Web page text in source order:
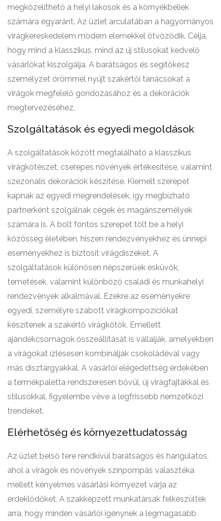
megközelíthető a helyi lakosok és a környékbeliek
számára egyaránt. Az üzlet arculatában a hagyományos
virágkereskedelem modern elemekkel ötvöződik. Célja,
hogy mind a klasszikus, mind az új stílusokat kedvelő
vásárlókat kiszolgálja. A barátságos és segítőkész
személyzet örömmel nyújt szakértői tanácsokat a
virágok megfelelő gondozásához és a dekorációk
megtervezéséhez.
Szolgáltatások és egyedi megoldások
A szolgáltatások között megtalálható a klasszikus
virágkötészet, cserepes növények értékesítése, valamint
szezonális dekorációk készítése. Kiemelt szerepet
kapnak az egyedi megrendelések, így megbízható
partnerként szolgálnak cégek és magánszemélyek
számára is. A bolt fontos szerepet tölt be a helyi
közösség életében, hiszen rendezvényekhez és ünnepi
eseményekhez is biztosít virágdíszeket. A
szolgáltatások különösen népszerűek esküvők,
temetések, valamint különböző családi és munkahelyi
rendezvények alkalmával. Ezekre az eseményekre
egyedi, személyre szabott virágkompozíciókat
készítenek a szakértő virágkötők. Emellett
ajándékcsomagok összeállítását is vállalják, amelyekben
a virágokat ízlésesen kombinálják csokoládéval vagy
más dísztárgyakkal. A vásárlói elégedettség érdekében
a termékpaletta rendszeresen bővül, új virágfajtákkal és
stílusokkal, figyelembe véve a legfrissebb nemzetközi
trendeket.
Elérhetőség és környezettudatosság
Az üzlet belső tere rendkívül barátságos és hangulatos,
ahol a virágok és növények színpompás választéka
mellett kényelmes vásárlási környezet várja az
érdeklődőket. A szakképzett munkatársak felkészültek
arra, hogy minden vásárlói igénynek a legmagasabb